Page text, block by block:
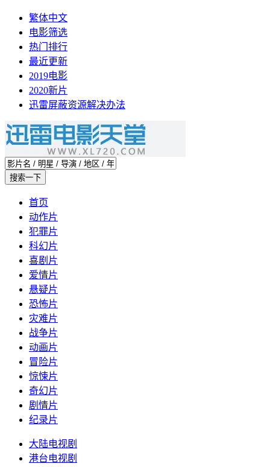
繁体中文
电影筛选
热门排行
最近更新
2019电影
2020新片
迅雷屏蔽资源解决办法
首页
动作片
犯罪片
科幻片
喜剧片
爱情片
悬疑片
恐怖片
灾难片
战争片
动画片
冒险片
惊悚片
奇幻片
剧情片
纪录片
大陆电视剧
港台电视剧